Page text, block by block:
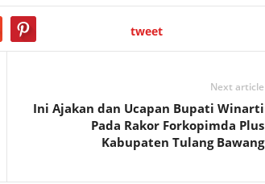
tweet
Next article
Ini Ajakan dan Ucapan Bupati Winarti
Pada Rakor Forkopimda Plus
Kabupaten Tulang Bawang